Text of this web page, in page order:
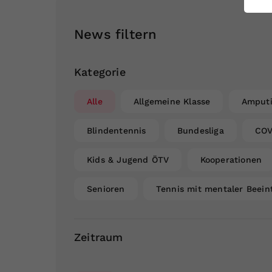
News filtern
Kategorie
Alle Allgemeine Klasse
Blindentennis Bundesliga
Kids & Jugend ÖTV Kooperationen
Senioren Tennis mit mentaler
Zeitraum